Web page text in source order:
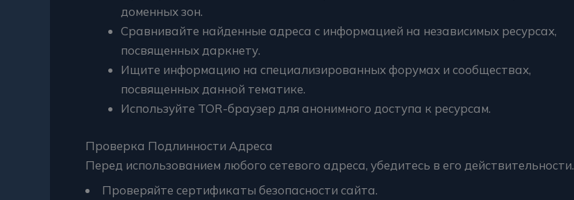
доменных зон.
Сравнивайте найденные адреса с информацией на независимых ресурсах,
посвященных даркнету.
Ищите информацию на специализированных форумах и сообществах,
посвященных данной тематике.
Используйте TOR-браузер для анонимного доступа к ресурсам.
Проверка Подлинности Адреса
Перед использованием любого сетевого адреса, убедитесь в его действительности.
Проверяйте сертификаты безопасности сайта.